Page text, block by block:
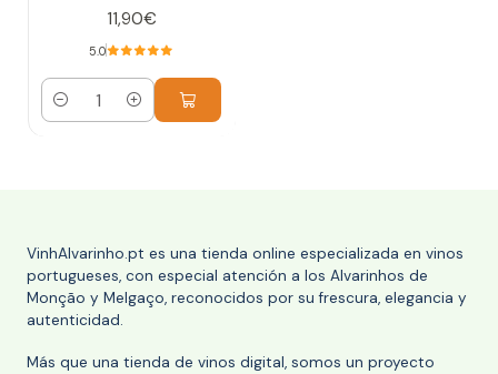
11,90€
5.0
Cantidad
VinhAlvarinho.pt es una tienda online especializada en vinos
portugueses, con especial atención a los Alvarinhos de
Monção y Melgaço, reconocidos por su frescura, elegancia y
autenticidad.
Más que una tienda de vinos digital, somos un proyecto